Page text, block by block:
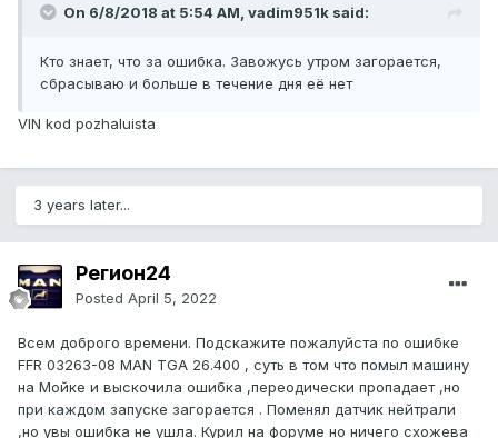
On 6/8/2018 at 5:54 AM, vadim951k said:
Кто знает, что за ошибка. Завожусь утром загорается,
сбрасываю и больше в течение дня её нет
VIN kod pozhaluista
3 years later...
Регион24
Posted April 5, 2022
Всем доброго времени. Подскажите пожалуйста по ошибке
FFR 03263-08 MAN TGA 26.400 , суть в том что помыл машину
на Мойке и выскочила ошибка ,переодически пропадает ,но
при каждом запуске загорается . Поменял датчик нейтрали
,но увы ошибка не ушла. Курил на форуме но ничего схожева